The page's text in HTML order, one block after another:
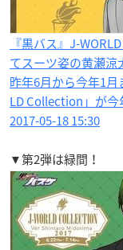
『黒バス』J-
てスーツ姿の黄瀬涼
昨年6月から今年1
LD Collection」が
2017-05-18 15:30
▼第2弾は緑間！